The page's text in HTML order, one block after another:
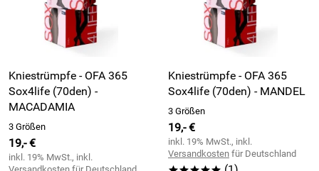
Kniestrümpfe - OFA 365
Sox4life (70den) -
MACADAMIA
3 Größen
19,- €
inkl. 19% MwSt., inkl.
Kniestrümpfe - OFA 365
Sox4life (70den) - MANDEL
3 Größen
19,- €
inkl. 19% MwSt., inkl.
Versandkosten für Deutschland